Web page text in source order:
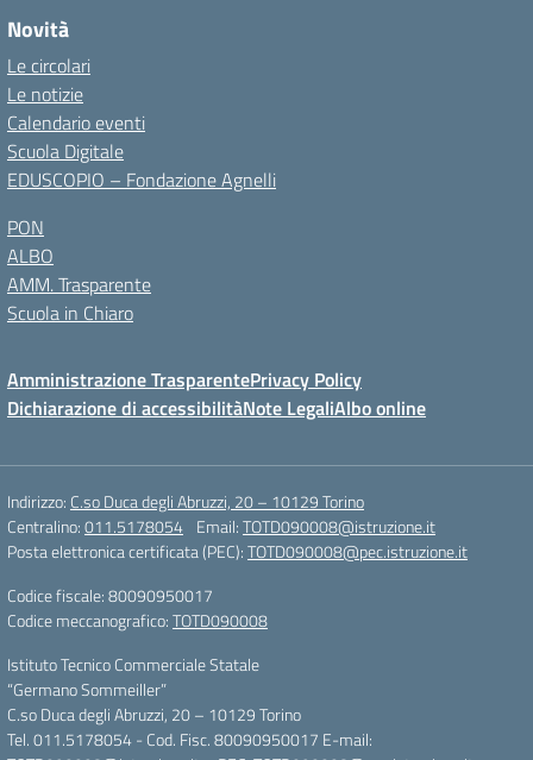
Novità
Le circolari
Le notizie
Calendario eventi
Scuola Digitale
EDUSCOPIO – Fondazione Agnelli
PON
ALBO
AMM. Trasparente
Scuola in Chiaro
Amministrazione TrasparentePrivacy Policy
Dichiarazione di accessibilitàNote LegaliAlbo online
Indirizzo: C.so Duca degli Abruzzi, 20 – 10129 Torino
Centralino:011.5178054 Email:TOTD090008@istruzione.it
Posta elettronica certificata (PEC):TOTD090008@pec.istruzione.it
Codice fiscale: 80090950017
Codice meccanografico:TOTD090008
Istituto Tecnico Commerciale Statale
“Germano Sommeiller”
C.so Duca degli Abruzzi, 20 – 10129 Torino
Tel. 011.5178054 - Cod. Fisc. 80090950017 E-mail: